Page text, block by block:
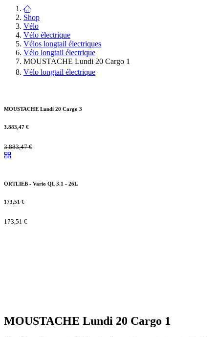
Shop
Vélo
Vélo électrique
Vélos longtail électriques
Vélo longtail électrique
MOUSTACHE Lundi 20 Cargo 1
Vélo longtail électrique
MOUSTACHE Lundi 20 Cargo 3
3.883,47 €
3.883,47€
ORTLIEB - Vario QL 3.1 - 26L
173,51 €
173,51€
MOUSTACHE Lundi 20 Cargo 1